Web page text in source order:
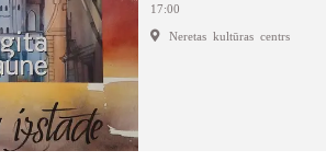
17:00
Neretas kultūras centrs